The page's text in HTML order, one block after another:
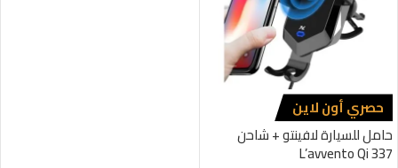
حصري أون لاين
حامل للسيارة لافينتو + شاحن
L’avvento Qi 337